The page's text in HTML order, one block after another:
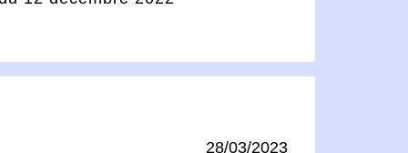
28/03/2023